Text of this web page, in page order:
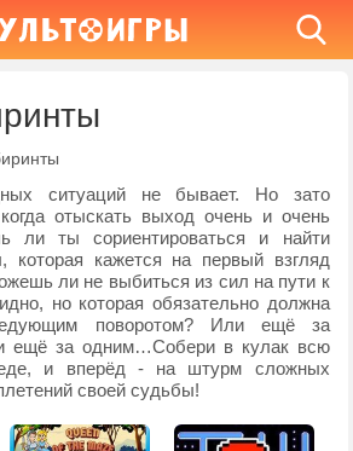
ситуаций не бывает. Но зато
отыскать выход очень и очень
ли ты сориентироваться и найти
которая кажется на первый взгляд
ли не выбиться из сил на пути к
но которая обязательно должна
поворотом? Или ещё за
за одним…Собери в кулак всю
и вперёд - на штурм сложных
своей судьбы!